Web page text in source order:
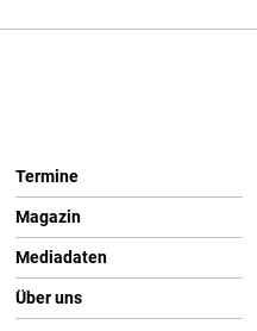
Termine
Magazin
Mediadaten
Über uns